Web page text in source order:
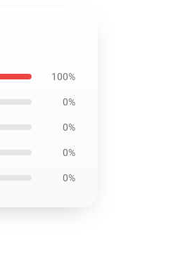
100%
0%
0%
0%
0%